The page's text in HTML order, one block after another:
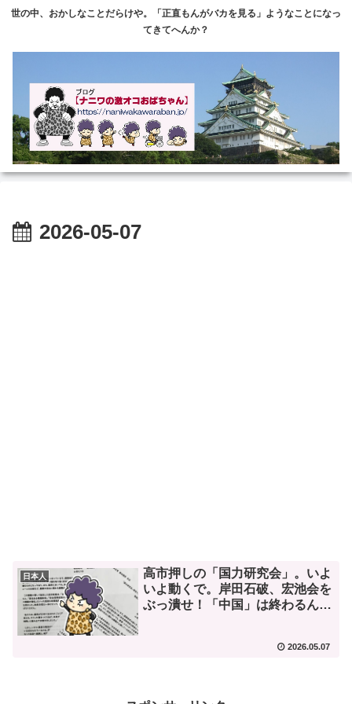
世の中、おかしなことだらけや。「正直もんがバカを見る」ようなことになっ
てきてへんか？
2026-05-07
日本人
高市押しの「国力研究会」。いよ
いよ動くで。岸田石破、宏池会を
ぶっ潰せ！「中国」は終わるん
2026.05.07